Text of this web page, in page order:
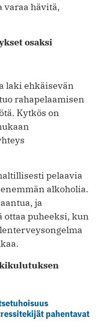
hävitä,
osaksi
laki ehkäisevän
rahapelaamisen
Kytkös on
pelaavia
alkoholia.
ja
puheeksi, kun
pahentavat